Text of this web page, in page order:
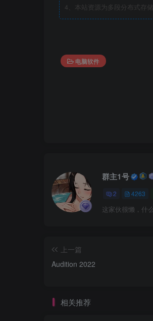
4、本站资源为多段分布式存
电脑软件
群主1号
2 4263
这家伙很懒，什
上一篇
Audition 2022
相关推荐